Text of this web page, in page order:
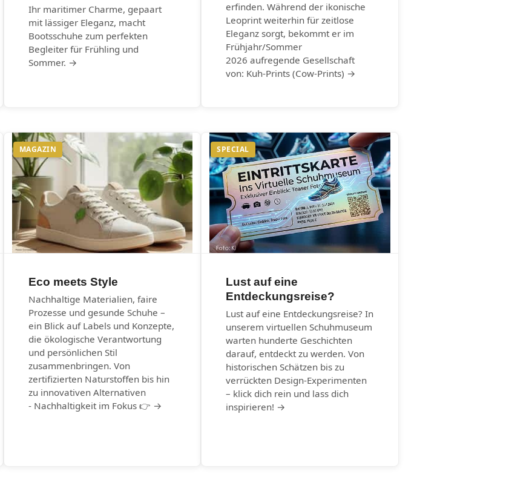
Ihr maritimer Charme, gepaart
mit lässiger Eleganz, macht
Bootsschuhe zum perfekten
Begleiter für Frühling und
Sommer. →
erfinden. Während der ikonische
Leoprint weiterhin für zeitlose
Eleganz sorgt, bekommt er im
Frühjahr/Sommer
2026 aufregende Gesellschaft
von: Kuh-Prints (Cow-Prints) →
MAGAZIN
Eco meets Style
Nachhaltige Materialien, faire
Prozesse und gesunde Schuhe –
ein Blick auf Labels und Konzepte,
die ökologische Verantwortung
und persönlichen Stil
zusammenbringen. Von
zertifizierten Naturstoffen bis hin
zu innovativen Alternativen
- Nachhaltigkeit im Fokus 👉 →
SPECIAL
Lust auf eine
Entdeckungsreise?
Lust auf eine Entdeckungsreise? In
unserem virtuellen Schuhmuseum
warten hunderte Geschichten
darauf, entdeckt zu werden. Von
historischen Schätzen bis zu
verrückten Design-Experimenten
– klick dich rein und lass dich
inspirieren! →